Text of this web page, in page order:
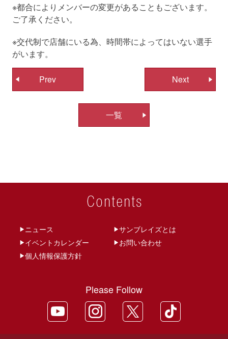
※都合によりメンバーの変更があることもございます。
ご了承ください。
※交代制で店舗にいる為、時間帯によってはいない選手
がいます。
投
稿
Prev Next
一覧
ニュース
サンブレイズとは
イベントカレンダー
お問い合わせ
個人情報保護方針
Please Follow